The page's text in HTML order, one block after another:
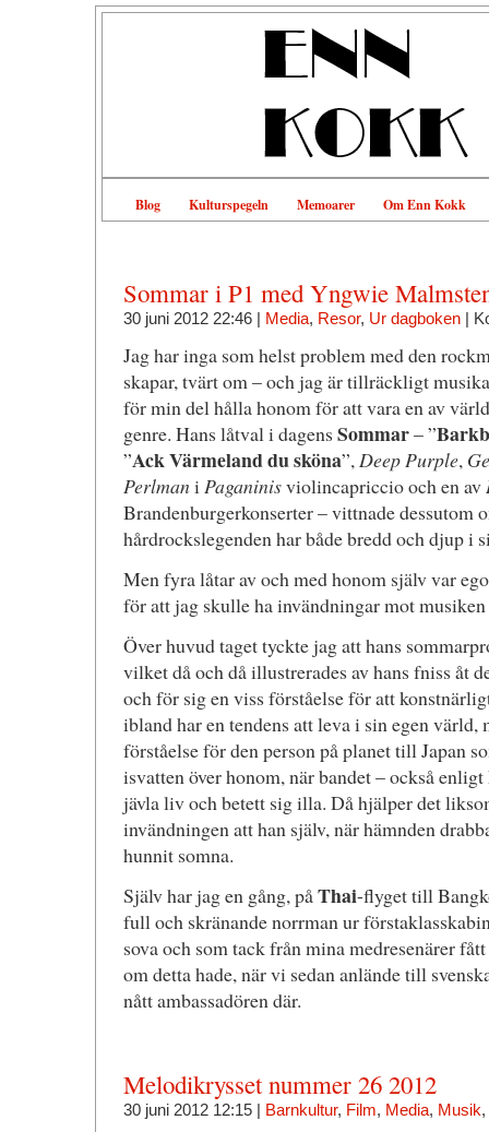
Blog Kulturspegeln Memoarer Om Enn Kokk
Sommar i P1 med Yngwie
30 juni 2012 22:46 | Media, Resor, Ur dagboken|
Jag har inga som helst problem med den
skapar, tvärt om – och jag är tillräckligt
för min del hålla honom för att vara en av
genre. Hans låtval i dagens Sommar– ”
”Ack Värmeland du sköna”,Deep Purple,
PerlmaniPaganinisviolincapriccio och en av
Brandenburgerkonserter – vittnade dessutom
hårdrockslegenden har både bredd och djup i
Men fyra låtar av och med honom själv var
för att jag skulle ha invändningar mot
Över huvud taget tyckte jag att hans
vilket då och då illustrerades av hans fniss åt
och för sig en viss förståelse för att
ibland har en tendens att leva i sin egen värld,
förståelse för den person på planet till Japan
isvatten över honom, när bandet – också
jävla liv och betett sig illa. Då hjälper det
invändningen att han själv, när hämnden
hunnit somna.
Själv har jag en gång, påThai-flyget till
full och skränande norrman ur
sova och som tack från mina medresenärer
om detta hade, när vi sedan anlände till
nått ambassadören där.
Melodikrysset nummer 26 2012
30 juni 2012 12:15 | Barnkultur, Film, Media, Musik,